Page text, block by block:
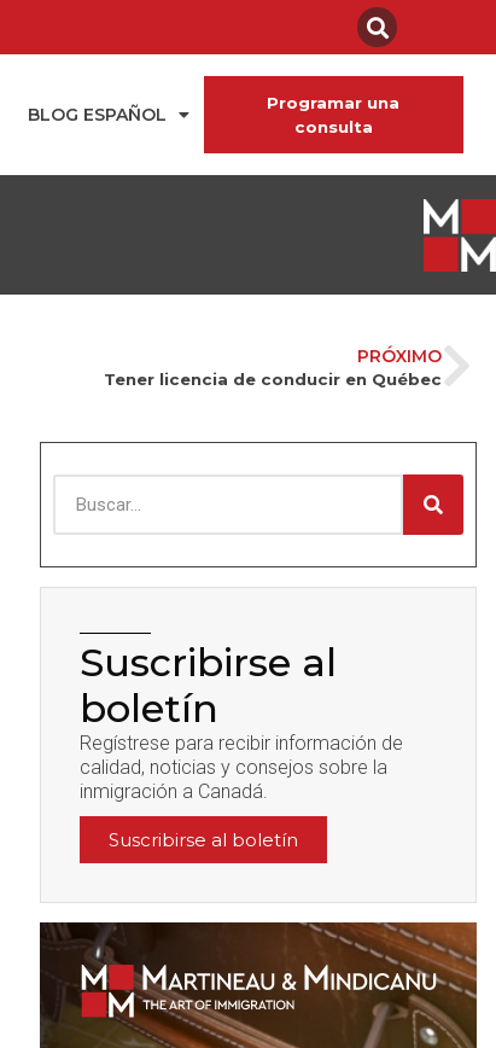
BLOG ESPAÑOL
Programar una
consulta
PRÓXIMO
Tener licencia de conducir en Québec
Suscribirse al
boletín
Regístrese para recibir información de
calidad, noticias y consejos sobre la
inmigración a Canadá.
Suscribirse al boletín